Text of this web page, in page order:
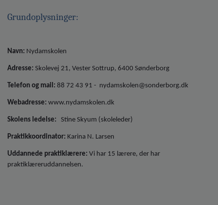
Grundoplysninger:
Navn: Nydamskolen
Adresse: Skolevej 21, Vester Sottrup, 6400 Sønderborg
Telefon og mail: 88 72 43 91 - nydamskolen@sonderborg.dk
Webadresse: www.nydamskolen.dk
Skolens ledelse: Stine Skyum (skoleleder)
Praktikkoordinator: Karina N. Larsen
Uddannede praktiklærere: Vi har 15 lærere, der har
praktiklæreruddannelsen.